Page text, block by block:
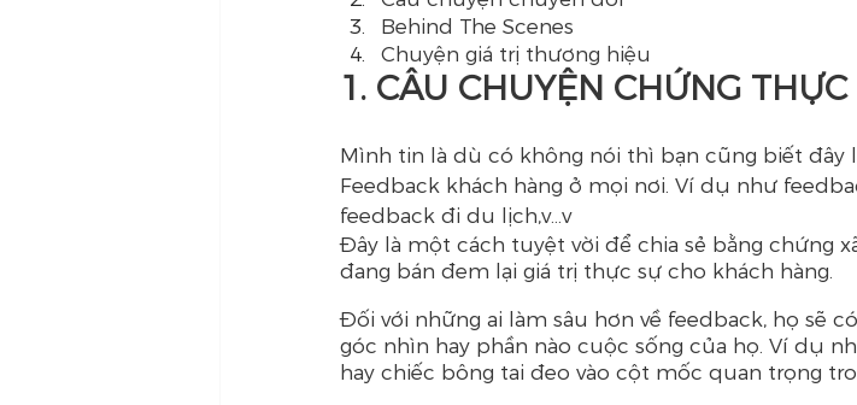
Behind The Scenes
Chuyện giá trị thương hiệu
1. CÂU ​​CHUYỆN CHỨNG THỰC
Mình tin là dù có không nói thì bạn cũng biết đây
Feedback khách hàng ở mọi nơi. Ví dụ như
feedback đi du lịch,v…v
Đây là một cách tuyệt vời để chia sẻ bằng chứng
đang bán đem lại giá trị thực sự cho khách hàng.
Đối với những ai làm sâu hơn về feedback, họ sẽ
góc nhìn hay phần nào cuộc sống của họ. Ví dụ
hay chiếc bông tai đeo vào cột mốc quan trọng